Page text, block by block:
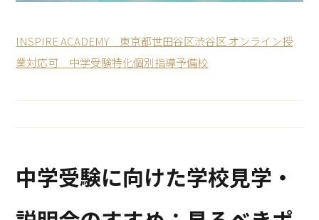
INSPIRE ACADEMY 東京都世田谷区渋谷区 オンライン授
業対応可 中学受験特化個別指導予備校
中学受験に向けた学校見学・